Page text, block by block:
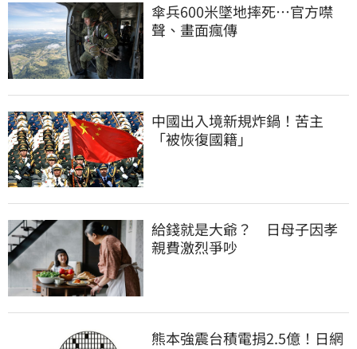
傘兵600米墜地摔死…官方噤
聲、畫面瘋傳
中國出入境新規炸鍋！苦主
「被恢復國籍」
給錢就是大爺？　日母子因孝
親費激烈爭吵
熊本強震台積電捐2.5億！日網